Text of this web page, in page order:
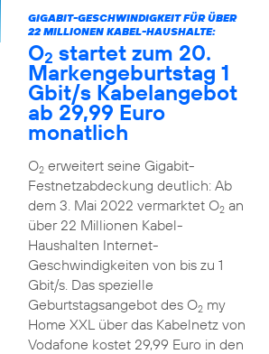
GIGABIT-GESCHWINDIGKEIT FÜR ÜBER
22 MILLIONEN KABEL-HAUSHALTE:
O2 startet zum 20.
Markengeburtstag 1
Gbit/s Kabelangebot
ab 29,99 Euro
monatlich
O2erweitert seine Gigabit-
Festnetzabdeckung deutlich: Ab
dem 3. Mai 2022 vermarktet O2an
über 22 Millionen Kabel-
Haushalten Internet-
Geschwindigkeiten von bis zu 1
Gbit/s. Das spezielle
Geburtstagsangebot des O2my
Home XXL über das Kabelnetz von
Vodafone kostet 29,99 Euro in den